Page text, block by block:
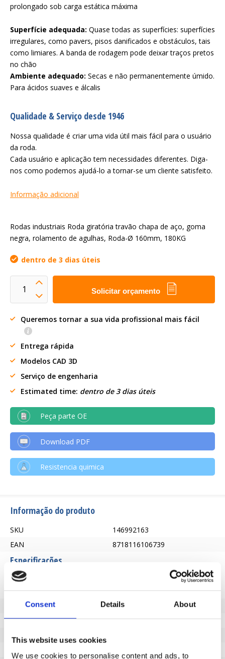
Consent Details About
This website uses cookies
We use cookies to personalise content and ads, to
prolongado sob carga estática máxima
Superfície adequada: Quase todas as superfícies: superfícies
irregulares, como pavers, pisos danificados e obstáculos, tais
como limiares. A banda de rodagem pode deixar traços pretos
no chão
Ambiente adequado: Secas e não permanentemente úmido.
Para ácidos suaves e álcalis
Qualidade & Serviço desde 1946
Nossa qualidade é criar uma vida útil mais fácil para o usuário
da roda.
Cada usuário e aplicação tem necessidades diferentes. Diga-
nos como podemos ajudá-lo a tornar-se um cliente satisfeito.
Informação adicional
Rodas industriais Roda giratória travão chapa de aço, goma
negra, rolamento de agulhas, Roda-Ø 160mm, 180KG
dentro de 3 dias úteis
Solicitar orçamento
Queremos tornar a sua vida profissional mais fácil
Entrega rápida
Modelos CAD 3D
Serviço de engenharia
Estimated time: dentro de 3 dias úteis
Peça parte OE
Download PDF
Resistencia quimica
Informação do produto
SKU
146992163
EAN
8718116106739
Especificações
Banda de rodagem não
marcante
Diâmetro da roda (mm)
160
Capacidade de carga (kg)
180
Tipo de rolamento